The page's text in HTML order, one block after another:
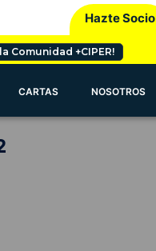
Hazte Socio
la Comunidad +CIPER!
CARTAS NOSOTROS